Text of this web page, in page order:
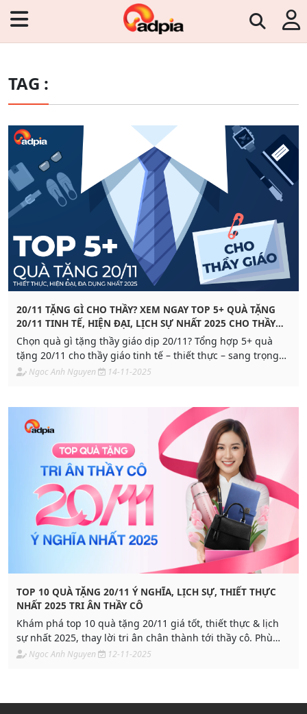
TAG :
20/11 TẶNG GÌ CHO THẦY? XEM NGAY TOP 5+ QUÀ TẶNG
20/11 TINH TẾ, HIỆN ĐẠI, LỊCH SỰ NHẤT 2025 CHO THẦY
GIÁO
Chọn quà gì tặng thầy giáo dịp 20/11? Tổng hợp 5+ quà
tặng 20/11 cho thầy giáo tinh tế – thiết thực – sang trọng
nhất 2025 kèm phân khúc giá và lý do lựa chọn trong bài
Ngoc Anh Nguyen 14-11-2025
TOP 10 QUÀ TẶNG 20/11 Ý NGHĨA, LỊCH SỰ, THIẾT THỰC
NHẤT 2025 TRI ÂN THẦY CÔ
Khám phá top 10 quà tặng 20/11 giá tốt, thiết thực & lịch
sự nhất 2025, thay lời tri ân chân thành tới thầy cô. Phù
hợp tặng thầy cô giáo từ mầm non đến đại học.
Ngoc Anh Nguyen 12-11-2025